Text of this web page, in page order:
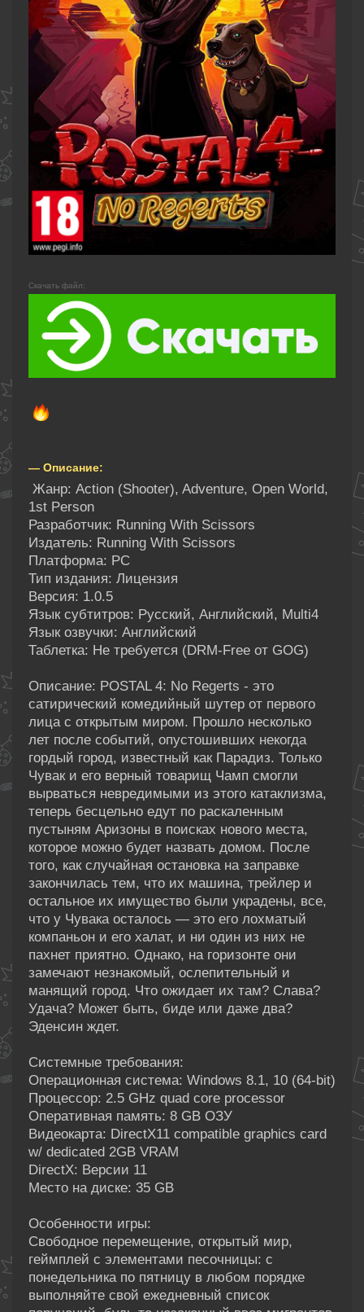
Скачать файл:
— Описание:
Жанр: Action (Shooter), Adventure, Open World,
1st Person
Разработчик: Running With Scissors
Издатель: Running With Scissors
Платформа: PC
Тип издания: Лицензия
Версия: 1.0.5
Язык субтитров: Русский, Английский, Multi4
Язык озвучки: Английский
Таблетка: Не требуется (DRM-Free от GOG)
Описание: POSTAL 4: No Regerts - это
сатирический комедийный шутер от первого
лица с открытым миром. Прошло несколько
лет после событий, опустошивших некогда
гордый город, известный как Парадиз. Только
Чувак и его верный товарищ Чамп смогли
вырваться невредимыми из этого катаклизма,
теперь бесцельно едут по раскаленным
пустыням Аризоны в поисках нового места,
которое можно будет назвать домом. После
того, как случайная остановка на заправке
закончилась тем, что их машина, трейлер и
остальное их имущество были украдены, все,
что у Чувака осталось — это его лохматый
компаньон и его халат, и ни один из них не
пахнет приятно. Однако, на горизонте они
замечают незнакомый, ослепительный и
манящий город. Что ожидает их там? Слава?
Удача? Может быть, биде или даже два?
Эденсин ждет.
Системные требования:
Операционная система: Windows 8.1, 10 (64-bit)
Процессор: 2.5 GHz quad core processor
Оперативная память: 8 GB ОЗУ
Видеокарта: DirectX11 compatible graphics card
w/ dedicated 2GB VRAM
DirectX: Версии 11
Место на диске: 35 GB
Особенности игры:
Свободное перемещение, открытый мир,
геймплей с элементами песочницы: с
понедельника по пятницу в любом порядке
выполняйте свой ежедневный список